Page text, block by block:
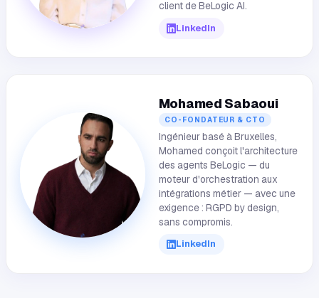
client de BeLogic AI.
LinkedIn
Mohamed Sabaoui
CO-FONDATEUR & CTO
Ingénieur basé à Bruxelles,
Mohamed conçoit l'architecture
des agents BeLogic — du
moteur d'orchestration aux
intégrations métier — avec une
exigence : RGPD by design,
sans compromis.
LinkedIn